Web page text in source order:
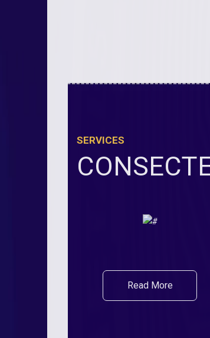
SERVICES
Read More